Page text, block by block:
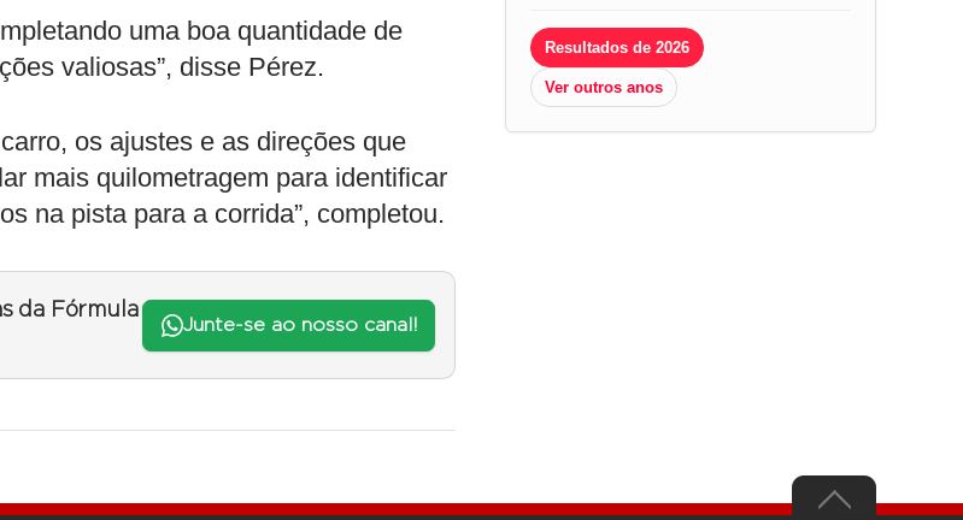
uma boa quantidade de
valiosas”, disse Pérez.
os ajustes e as direções que
mais quilometragem para identificar
na pista para a corrida”, completou.
da Fórmula
Junte-se ao nosso canal!
Resultados de 2026
Ver outros anos